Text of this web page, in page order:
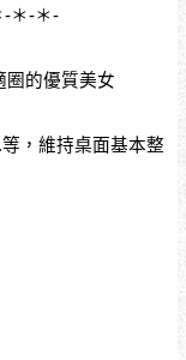
-＊-＊-
圈的優質美女
，維持桌面基本整